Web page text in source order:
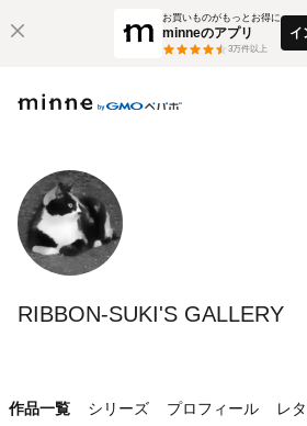
お買いものがもっとお得に
minneのアプリ
3万件以上
イ
RIBBON-SUKI'S GALLERY
作品一覧 シリーズ プロフィール レ